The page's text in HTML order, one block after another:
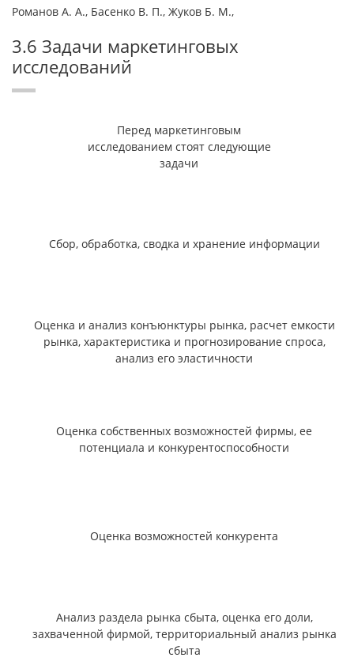
Романов А. А., Басенко В. П., Жуков Б. М.,
3.6 Задачи маркетинговых
исследований
Перед маркетинговым
исследованием стоят следующие
задачи
Сбор, обработка, сводка и хранение информации
Оценка и анализ конъюнктуры рынка, расчет емкости
рынка, характеристика и прогнозирование спроса,
анализ его эластичности
Оценка собственных возможностей фирмы, ее
потенциала и конкурентоспособности
Оценка возможностей конкурента
Анализ раздела рынка сбыта, оценка его доли,
захваченной фирмой, территориальный анализ рынка
сбыта